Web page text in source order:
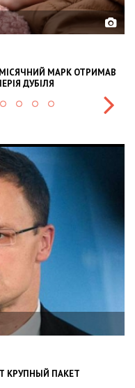
МІСЯЧНИЙ МАРК ОТРИМАВ
ДУБІЛЯ
КРУПНЫЙ ПАКЕТ